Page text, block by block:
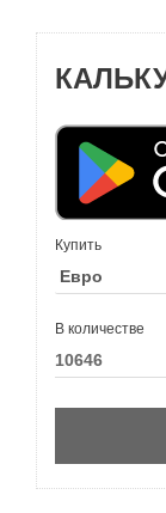
Купить
В количестве